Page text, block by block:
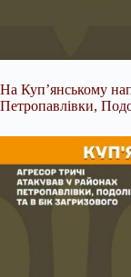
На Куп’янському
Петропавлівки,